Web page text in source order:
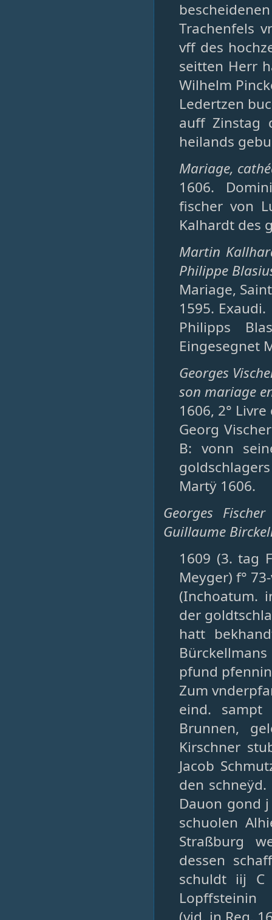
Trachenfels
vff des
seitten Herr
Wilhelm
Ledertzen
auff Zinstag
heilands
Mariage,
1606.
fischer von
Kalhardt des
Martin
Philippe
Mariage,
1595.
Philipps
Eingesegnet
Georges
son mariage
1606, 2°
Georg
B: vonn
Martÿ 1606.
Georges
Guillaume
1609 (3. tag
Meyger) f°
(Inchoatum.
der
hatt
pfund
Zum
eind.
Brunnen,
Kirschner
Jacob
den
Dauon gond
schuolen
Straßburg
dessen
schuldt iij C
Lopffsteinin